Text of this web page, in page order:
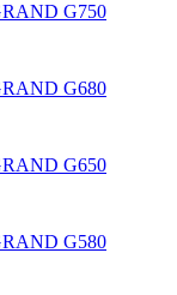
G750
G680
G650
G580